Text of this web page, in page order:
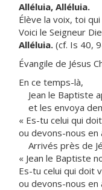
Alléluia, Alléluia.
Élève la voix, toi
Voici le Seigneur
Alléluia. (cf. Is 40,
Évangile de Jésus
En ce temps-là,
Jean le Baptiste
et les envoya
« Es-tu celui qui
ou devons-nous
Arrivés près de
« Jean le Baptiste
Es-tu celui qui doit
ou devons-nous